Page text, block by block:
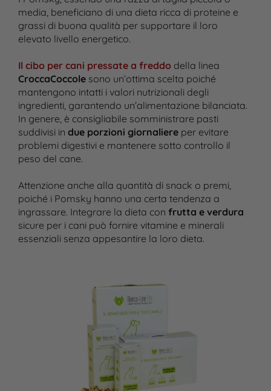
media, beneficiano di una dieta ricca di proteine e
grassi di buona qualità per supportare il loro
elevato livello energetico.
Il cibo per cani pressate a freddodella linea
CroccaCoccolesono un’ottima scelta poiché
mantengono intatti i valori nutrizionali degli
ingredienti, garantendo un’alimentazione bilanciata.
In genere, è consigliabile somministrare pasti
suddivisi in due porzioni giornaliereper evitare
problemi digestivi e mantenere sotto controllo il
peso del cane.
Attenzione anche alla quantità di snack o premi,
poiché i Pomsky hanno una certa tendenza a
ingrassare. Integrare la dieta con frutta e verdura
sicure per i cani può fornire vitamine e minerali
essenziali senza appesantire la loro dieta.